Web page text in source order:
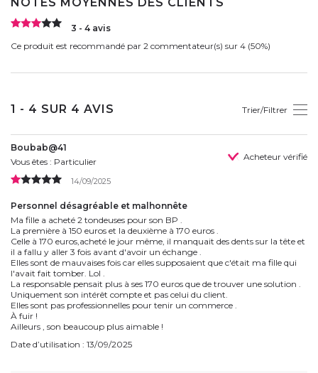
3 - 4 avis
Ce produit est recommandé par 2 commentateur(s) sur 4 (50%)
1 - 4 SUR 4 AVIS Trier/Filtrer
Boubab@41
Vous êtes : Particulier
Acheteur vérifié
14/09/2025
Personnel désagréable et malhonnête
Ma fille a acheté 2 tondeuses pour son BP .
La première à 150 euros et la deuxième à 170 euros .
Celle à 170 euros,acheté le jour même, il manquait des dents sur la tête et
il a fallu y aller 3 fois avant d'avoir un échange .
Elles sont de mauvaises fois car elles supposaient que c'était ma fille qui
l'avait fait tomber. Lol .
La responsable pensait plus à ses 170 euros que de trouver une solution .
Uniquement son intérêt compte et pas celui du client.
Elles sont pas professionnelles pour tenir un commerce .
À fuir !
Ailleurs , son beaucoup plus aimable !
Date d’utilisation : 13/09/2025